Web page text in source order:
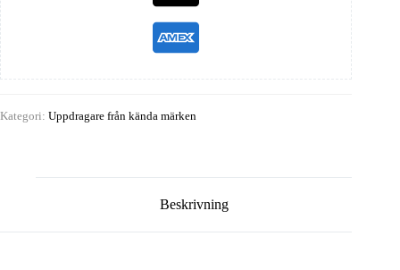
Kategori: Uppdragare från kända märken
Beskrivning